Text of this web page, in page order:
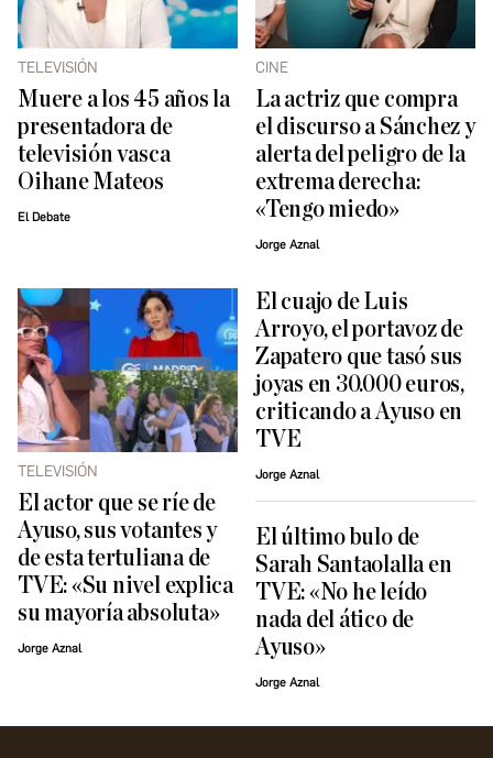
TELEVISIÓN
Muere a los 45 años la
presentadora de
televisión vasca
Oihane Mateos
El Debate
CINE
La actriz que compra
el discurso a Sánchez y
alerta del peligro de la
extrema derecha:
«Tengo miedo»
Jorge Aznal
TELEVISIÓN
El actor que se ríe de
Ayuso, sus votantes y
de esta tertuliana de
TVE: «Su nivel explica
su mayoría absoluta»
Jorge Aznal
El cuajo de Luis
Arroyo, el portavoz de
Zapatero que tasó sus
joyas en 30.000 euros,
criticando a Ayuso en
TVE
Jorge Aznal
El último bulo de
Sarah Santaolalla en
TVE: «No he leído
nada del ático de
Ayuso»
Jorge Aznal